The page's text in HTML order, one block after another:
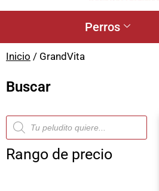
Perros
Inicio / GrandVita
Buscar
Rango de precio